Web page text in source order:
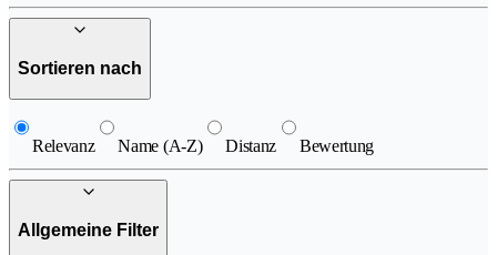
Sortieren nach
Relevanz Name (A-Z) Distanz Bewertung
Allgemeine Filter